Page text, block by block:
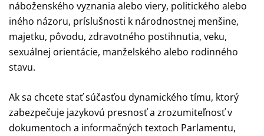
náboženského vyznania alebo viery, politického alebo
iného názoru, príslušnosti k národnostnej menšine,
majetku, pôvodu, zdravotného postihnutia, veku,
sexuálnej orientácie, manželského alebo rodinného
stavu.
Ak sa chcete stať súčasťou dynamického tímu, ktorý
zabezpečuje jazykovú presnosť a zrozumiteľnosť v
dokumentoch a informačných textoch Parlamentu,